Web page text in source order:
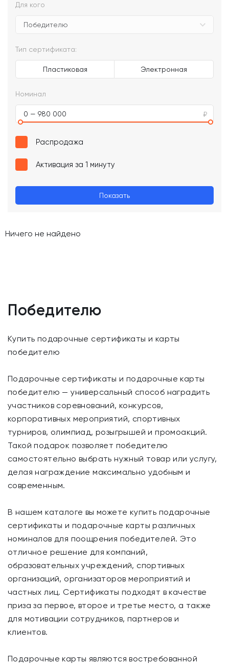
Для кого
Тип сертификата:
Пластиковая Электронная
Номинал
0 — 980 000
Распродажа
Активация за 1 минуту
Показать
Ничего не найдено
Победителю
Купить подарочные сертификаты и карты
победителю
Подарочные сертификаты и подарочные карты
победителю — универсальный способ наградить
участников соревнований, конкурсов,
корпоративных мероприятий, спортивных
турниров, олимпиад, розыгрышей и промоакций.
Такой подарок позволяет победителю
самостоятельно выбрать нужный товар или услугу,
делая награждение максимально удобным и
современным.
В нашем каталоге вы можете купить подарочные
сертификаты и подарочные карты различных
номиналов для поощрения победителей. Это
отличное решение для компаний,
образовательных учреждений, спортивных
организаций, организаторов мероприятий и
частных лиц. Сертификаты подходят в качестве
приза за первое, второе и третье место, а также
для мотивации сотрудников, партнеров и
клиентов.
Подарочные карты являются востребованной